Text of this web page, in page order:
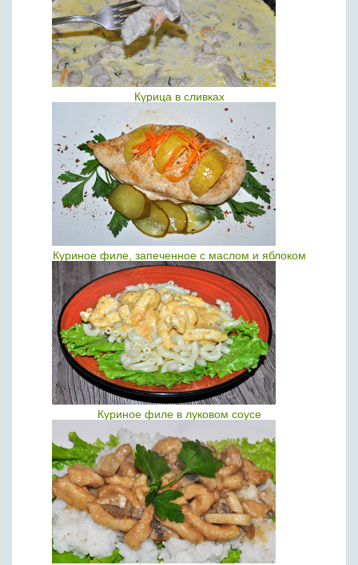
Курица в сливках
Куриное филе, запеченное с маслом и яблоком
Куриное филе в луковом соусе